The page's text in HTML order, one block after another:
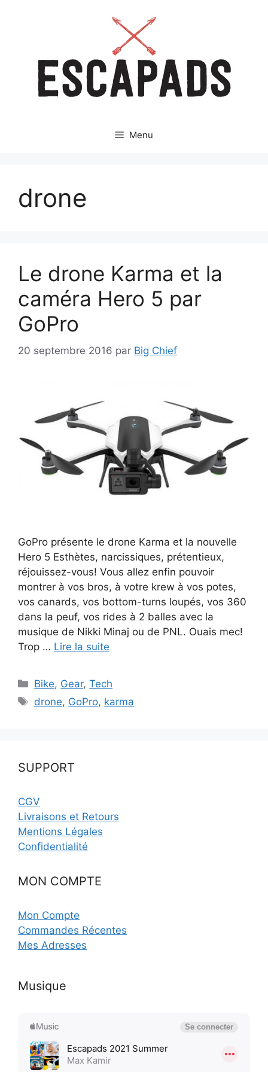
Menu
drone
Le drone Karma et la
caméra Hero 5 par
GoPro
20 septembre 2016 par Big Chief
GoPro présente le drone Karma et la nouvelle
Hero 5 Esthètes, narcissiques, prétentieux,
réjouissez-vous! Vous allez enfin pouvoir
montrer à vos bros, à votre krew à vos potes,
vos canards, vos bottom-turns loupés, vos 360
dans la peuf, vos rides à 2 balles avec la
musique de Nikki Minaj ou de PNL. Ouais mec!
Trop … Lire la suite
Catégories
Bike, Gear,Tech
Étiquettes
drone, GoPro, karma
SUPPORT
CGV
Livraisons et Retours
Mentions Légales
Confidentialité
MON COMPTE
Mon Compte
Commandes Récentes
Mes Adresses
Musique